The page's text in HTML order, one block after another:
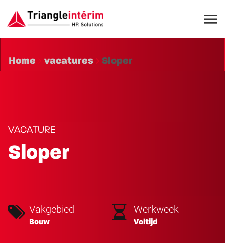
Home vacatures Sloper
VACATURE
Sloper
Vakgebied
Bouw
Werkweek
Voltijd